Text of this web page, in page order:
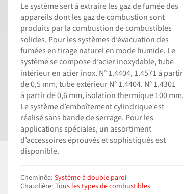
Le système sert à extraire les gaz de fumée des
appareils dont les gaz de combustion sont
produits par la combustion de combustibles
solides. Pour les systèmes d’évacuation des
fumées en tirage naturel en mode humide. Le
système se compose d’acier inoxydable, tube
intérieur en acier inox. N° 1.4404, 1.4571 à partir
de 0,5 mm, tube extérieur N° 1.4404. N° 1.4301
à partir de 0,6 mm, isolation thermique 100 mm.
Le système d’emboîtement cylindrique est
réalisé sans bande de serrage. Pour les
applications spéciales, un assortiment
d’accessoires éprouvés et sophistiqués est
disponible.
Cheminée: Système à double paroi
Chaudière: Tous les types de combustibles